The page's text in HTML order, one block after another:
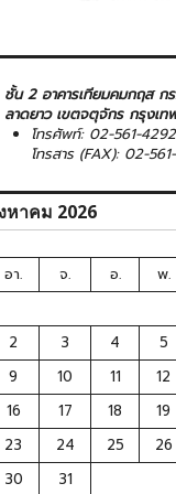
ชั้น 2 อาคารเทียมคมกฤส ก
ลาดยาว เขตจตุจักร กรุงเท
โทรศัพท์: 02-561-
โทรสาร (FAX): 02-
หาคม 2026
อา. จ. อ. พ.
2
3 4 5
9
10 11 12
16
17 18 19
23
24 25 26
30
31